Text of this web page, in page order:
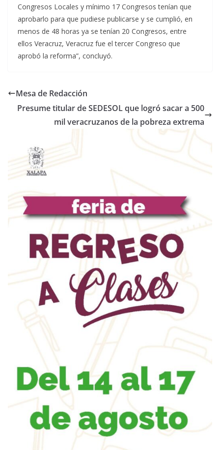
Congresos Locales y mínimo 17 Congresos tenían que
aprobarlo para que pudiese publicarse y se cumplió, en
menos de 48 horas ya se tenían 20 Congresos, entre
ellos Veracruz, Veracruz fue el tercer Congreso que
aprobó la reforma”, concluyó.
Mesa de Redacción
Presume titular de SEDESOL que logró sacar a 500
mil veracruzanos de la pobreza extrema